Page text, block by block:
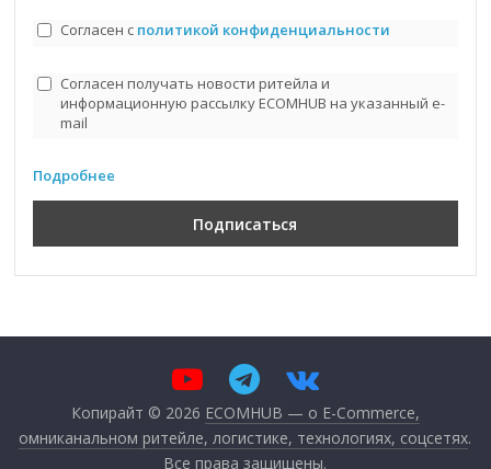
Согласен с политикой конфиденциальности
Согласен получать новости ритейла и
информационную рассылку ECOMHUB на указанный e-
mail
Подробнее
Копирайт © 2026 ECOMHUB — о E-Commerce,
омниканальном ритейле, логистике, технологиях, соцсетях.
Все права защищены.